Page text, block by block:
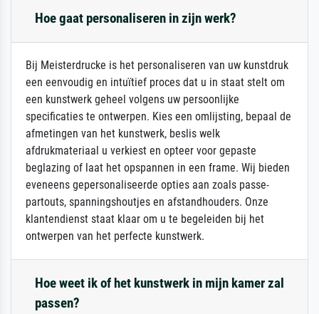
Hoe gaat personaliseren in zijn werk?
Bij Meisterdrucke is het personaliseren van uw kunstdruk
een eenvoudig en intuïtief proces dat u in staat stelt om
een kunstwerk geheel volgens uw persoonlijke
specificaties te ontwerpen. Kies een omlijsting, bepaal de
afmetingen van het kunstwerk, beslis welk
afdrukmateriaal u verkiest en opteer voor gepaste
beglazing of laat het opspannen in een frame. Wij bieden
eveneens gepersonaliseerde opties aan zoals passe-
partouts, spanningshoutjes en afstandhouders. Onze
klantendienst staat klaar om u te begeleiden bij het
ontwerpen van het perfecte kunstwerk.
Hoe weet ik of het kunstwerk in mijn kamer zal
passen?